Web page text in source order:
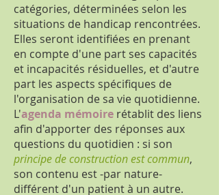
catégories, déterminées selon les
situations de handicap rencontrées.
Elles seront identifiées en prenant
en compte d'une part ses capacités
et incapacités résiduelles, et d'autre
part les aspects spécifiques de
l'organisation de sa vie quotidienne.
L'agenda mémoire rétablit des liens
afin d'apporter des réponses aux
questions du quotidien : si son
principe de construction est commun,
son contenu est -par nature-
différent d'un patient à un autre.